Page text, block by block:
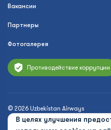
В целях улучшения
Вакансии
Партнеры
Фотогалерея
Противодействие коррупции
© 2026 Uzbekistan Airways
Политика конфиденциальности